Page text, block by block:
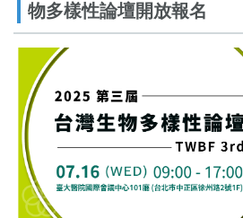
物多樣性論壇開放報名